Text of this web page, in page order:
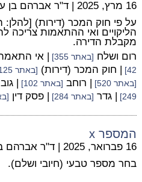
16 מרץ, 2025 | ד"ר אברהם בן
על פי חוק המכר (דירות)
הליקויים ואי ההתאמות צריכה
מקבלת הדירה.
רום ושלח [באתר 355] | אי
42]
| חוק המכר (דירות) [באתר 125]
[באתר 520] | רוחב [באתר 102] |
249]
| גדר [באתר 284] | פסק דין
המספר x
16 פברואר, 2025 | ד"ר אברהם
בחר מספר טבעי (חיובי ושלם).